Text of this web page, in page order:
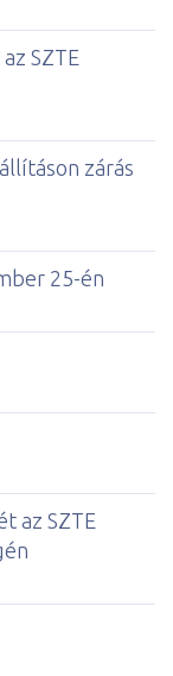
SZTE
zárás
25-én
az SZTE